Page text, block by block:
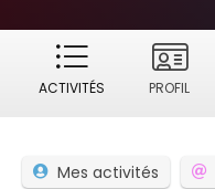
ACTIVITÉS PROFIL
Mes activités